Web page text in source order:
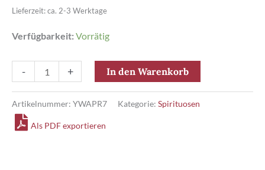
Lieferzeit: ca. 2-3 Werktage
Verfügbarkeit: Vorrätig
-
Blended
Whisky
+ In den Warenkorb
Artikelnummer: YWAPR7 Kategorie: Spirituosen
Als PDF exportieren